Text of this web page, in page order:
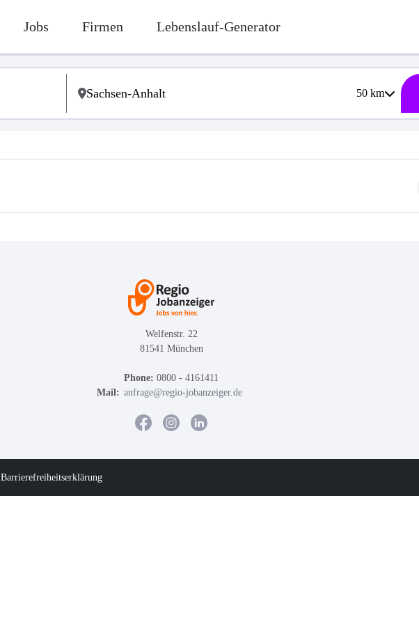
Jobs Firmen Lebenslauf-Generator
50km
Welfenstr. 22
81541 München
Phone: 0800 - 4161411
Mail: anfrage@regio-jobanzeiger.de
Barrierefreiheitserklärung